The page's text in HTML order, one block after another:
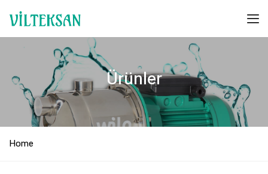
Ürünler
Home